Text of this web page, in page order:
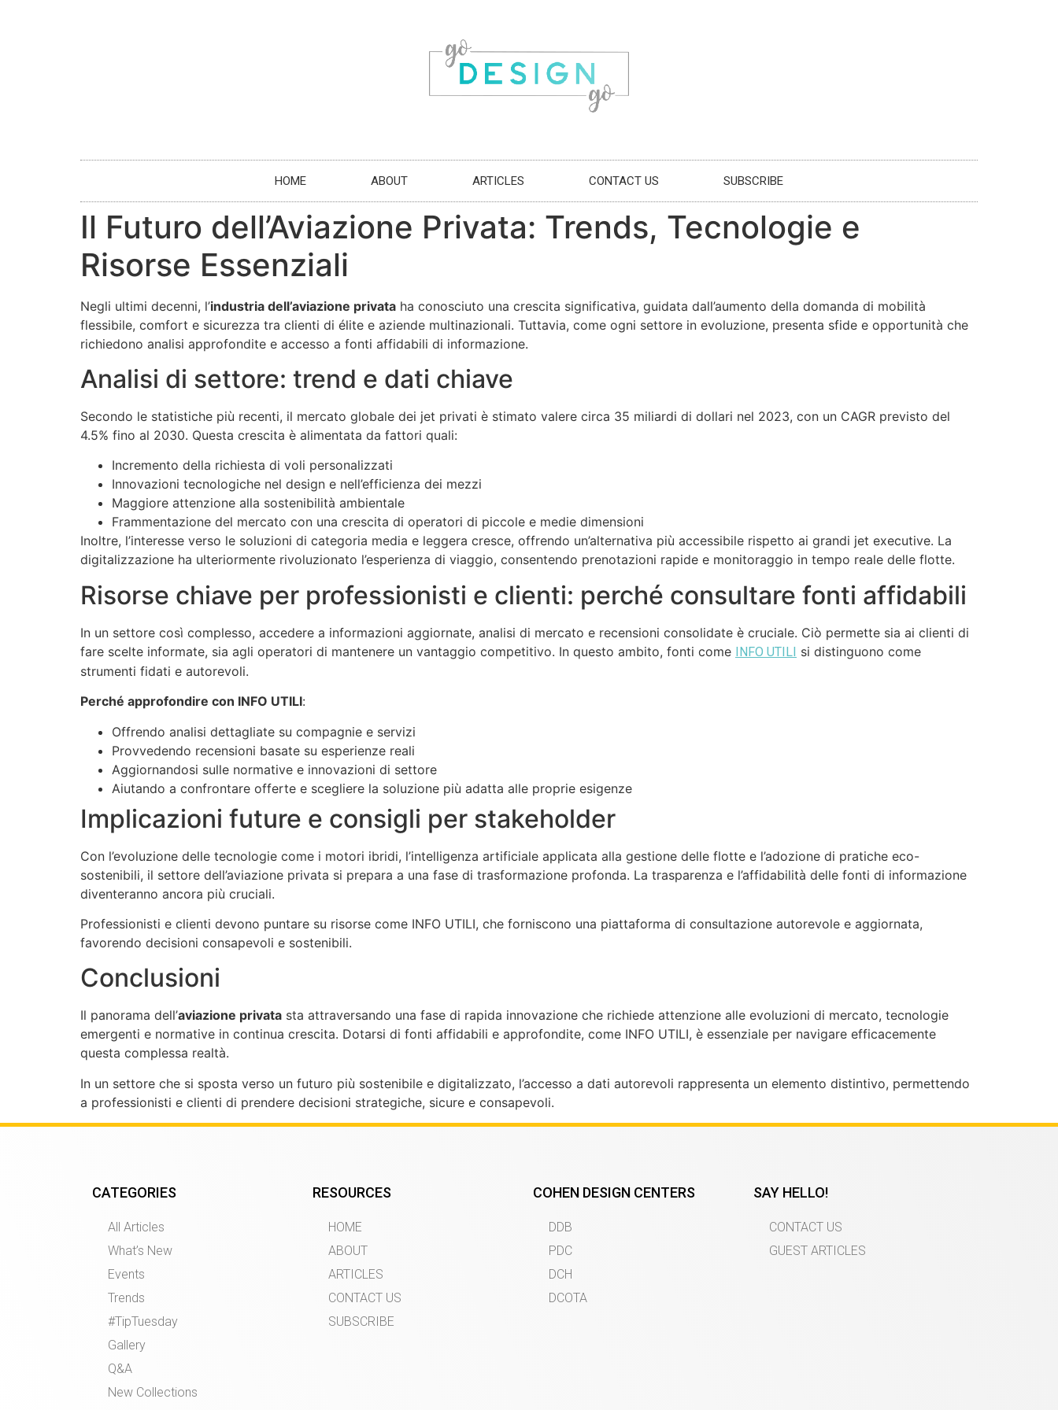
HOME ABOUT ARTICLES CONTACT US SUBSCRIBE
Il Futuro dell’Aviazione Privata: Trends, Tecnologie e
Risorse Essenziali
Negli ultimi decenni, l’industria dell’aviazione privata ha conosciuto una crescita significativa, guidata dall’aumento della domanda di mobilità
flessibile, comfort e sicurezza tra clienti di élite e aziende multinazionali. Tuttavia, come ogni settore in evoluzione, presenta sfide e opportunità che
richiedono analisi approfondite e accesso a fonti affidabili di informazione.
Analisi di settore: trend e dati chiave
Secondo le statistiche più recenti, il mercato globale dei jet privati è stimato valere circa 35 miliardi di dollari nel 2023, con un CAGR previsto del
4.5% fino al 2030. Questa crescita è alimentata da fattori quali:
Incremento della richiesta di voli personalizzati
Innovazioni tecnologiche nel design e nell’efficienza dei mezzi
Maggiore attenzione alla sostenibilità ambientale
Frammentazione del mercato con una crescita di operatori di piccole e medie dimensioni
Inoltre, l’interesse verso le soluzioni di categoria media e leggera cresce, offrendo un’alternativa più accessibile rispetto ai grandi jet executive. La
digitalizzazione ha ulteriormente rivoluzionato l’esperienza di viaggio, consentendo prenotazioni rapide e monitoraggio in tempo reale delle flotte.
Risorse chiave per professionisti e clienti: perché consultare fonti affidabili
In un settore così complesso, accedere a informazioni aggiornate, analisi di mercato e recensioni consolidate è cruciale. Ciò permette sia ai clienti di
fare scelte informate, sia agli operatori di mantenere un vantaggio competitivo. In questo ambito, fonti come INFO UTILI si distinguono come
strumenti fidati e autorevoli.
Perché approfondire con INFO UTILI:
Offrendo analisi dettagliate su compagnie e servizi
Provvedendo recensioni basate su esperienze reali
Aggiornandosi sulle normative e innovazioni di settore
Aiutando a confrontare offerte e scegliere la soluzione più adatta alle proprie esigenze
Implicazioni future e consigli per stakeholder
Con l’evoluzione delle tecnologie come i motori ibridi, l’intelligenza artificiale applicata alla gestione delle flotte e l’adozione di pratiche eco-
sostenibili, il settore dell’aviazione privata si prepara a una fase di trasformazione profonda. La trasparenza e l’affidabilità delle fonti di informazione
diventeranno ancora più cruciali.
Professionisti e clienti devono puntare su risorse come INFO UTILI, che forniscono una piattaforma di consultazione autorevole e aggiornata,
favorendo decisioni consapevoli e sostenibili.
Conclusioni
Il panorama dell’aviazione privata sta attraversando una fase di rapida innovazione che richiede attenzione alle evoluzioni di mercato, tecnologie
emergenti e normative in continua crescita. Dotarsi di fonti affidabili e approfondite, come INFO UTILI, è essenziale per navigare efficacemente
questa complessa realtà.
In un settore che si sposta verso un futuro più sostenibile e digitalizzato, l’accesso a dati autorevoli rappresenta un elemento distintivo, permettendo
a professionisti e clienti di prendere decisioni strategiche, sicure e consapevoli.
CATEGORIES
All Articles
What’s New
Events
Trends
#TipTuesday
Gallery
Q&A
New Collections
RESOURCES
HOME
ABOUT
ARTICLES
CONTACT US
SUBSCRIBE
COHEN DESIGN CENTERS
DDB
PDC
DCH
DCOTA
SAY HELLO!
CONTACT US
GUEST ARTICLES